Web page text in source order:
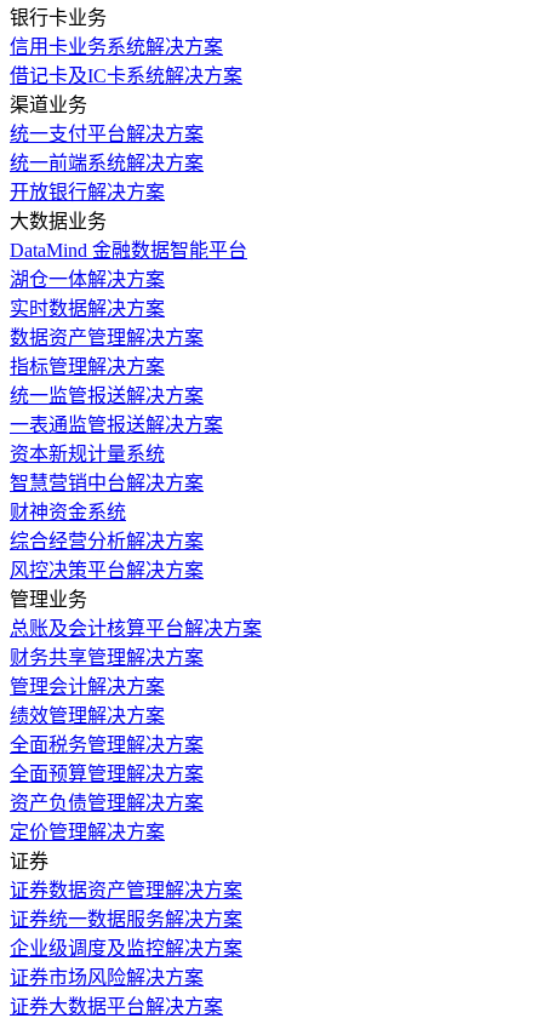
银行卡业务
信用卡业务系统解决方案
借记卡及IC卡系统解决方案
渠道业务
统一支付平台解决方案
统一前端系统解决方案
开放银行解决方案
大数据业务
DataMind 金融数据智能平台
湖仓一体解决方案
实时数据解决方案
数据资产管理解决方案
指标管理解决方案
统一监管报送解决方案
一表通监管报送解决方案
资本新规计量系统
智慧营销中台解决方案
财神资金系统
综合经营分析解决方案
风控决策平台解决方案
管理业务
总账及会计核算平台解决方案
财务共享管理解决方案
管理会计解决方案
绩效管理解决方案
全面税务管理解决方案
全面预算管理解决方案
资产负债管理解决方案
定价管理解决方案
证券
证券数据资产管理解决方案
证券统一数据服务解决方案
企业级调度及监控解决方案
证券市场风险解决方案
证券大数据平台解决方案